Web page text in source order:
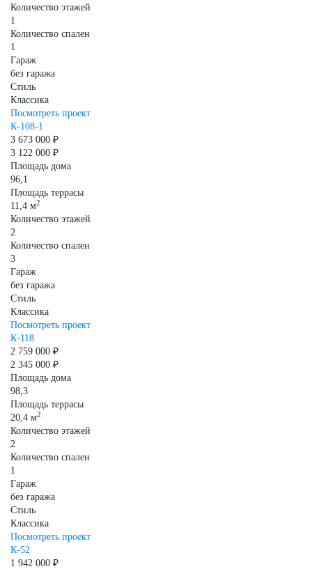
Количество этажей
1
Количество спален
1
Гараж
без гаража
Стиль
Классика
Посмотреть проект
К-108-1
3 673 000 ₽
3 122 000 ₽
Площадь дома
96,1
Площадь террасы
11,4 м2
Количество этажей
2
Количество спален
3
Гараж
без гаража
Стиль
Классика
Посмотреть проект
К-118
2 759 000 ₽
2 345 000 ₽
Площадь дома
98,3
Площадь террасы
20,4 м2
Количество этажей
2
Количество спален
1
Гараж
без гаража
Стиль
Классика
Посмотреть проект
К-52
1 942 000 ₽